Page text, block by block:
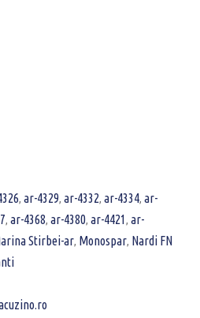
‚ ar-4329‚ ar-4332‚ ar-4334‚ ar-
‚ ar-4368‚ ar-4380‚ ar-4421 ‚ ar-
Stirbei-ar‚ Monospar‚ Nardi FN